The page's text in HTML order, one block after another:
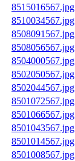
8515016567.jpg
8510034567.jpg
8508091567.jpg
8508056567.jpg
8504000567.jpg
8502050567.jpg
8502044567.jpg
8501072567.jpg
8501066567.jpg
8501043567.jpg
8501014567.jpg
8501008567.jpg